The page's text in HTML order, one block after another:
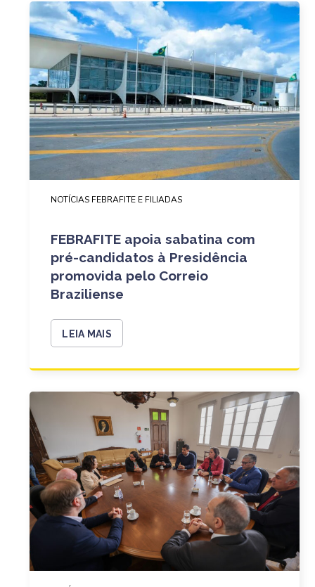
NOTÍCIAS FEBRAFITE E FILIADAS
FEBRAFITE apoia sabatina com
pré-candidatos à Presidência
promovida pelo Correio
Braziliense
LEIA MAIS